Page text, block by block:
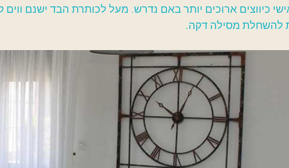
כיווצים ארוכים יותר באם נדרש. מעל לכותרת הבד ישנם
להשחלת מסילה דקה.